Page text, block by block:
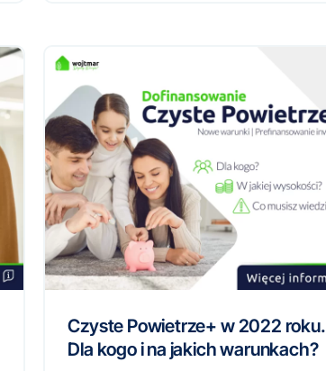
Czyste Powietrze+ w 2022 roku.
Dla kogo i na jakich warunkach?